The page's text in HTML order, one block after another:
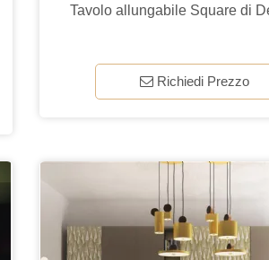
Tavolo allungabile Square di
Richiedi Prezzo